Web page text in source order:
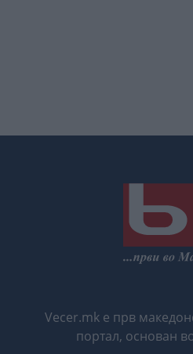
Vecer.mk е прв
портал, основан